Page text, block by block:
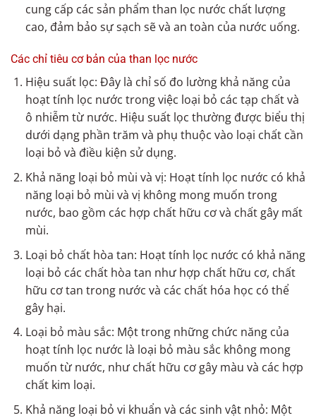
cung cấp các sản phẩm than lọc nước chất lượng
cao, đảm bảo sự sạch sẽ và an toàn của nước uống.
Các chỉ tiêu cơ bản của than lọc nước
Hiệu suất lọc: Đây là chỉ số đo lường khả năng của
hoạt tính lọc nước trong việc loại bỏ các tạp chất và
ô nhiễm từ nước. Hiệu suất lọc thường được biểu thị
dưới dạng phần trăm và phụ thuộc vào loại chất cần
loại bỏ và điều kiện sử dụng.
Khả năng loại bỏ mùi và vị: Hoạt tính lọc nước có khả
năng loại bỏ mùi và vị không mong muốn trong
nước, bao gồm các hợp chất hữu cơ và chất gây mất
mùi.
Loại bỏ chất hòa tan: Hoạt tính lọc nước có khả năng
loại bỏ các chất hòa tan như hợp chất hữu cơ, chất
hữu cơ tan trong nước và các chất hóa học có thể
gây hại.
Loại bỏ màu sắc: Một trong những chức năng của
hoạt tính lọc nước là loại bỏ màu sắc không mong
muốn từ nước, như chất hữu cơ gây màu và các hợp
chất kim loại.
Khả năng loại bỏ vi khuẩn và các sinh vật nhỏ: Một